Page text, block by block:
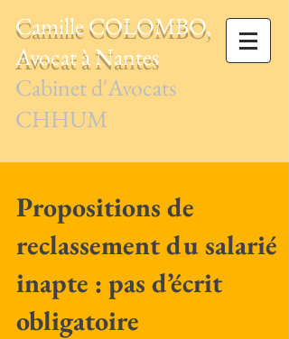
Camille COLOMBO,
Avocat à Nantes
Cabinet d'Avocats
CHHUM
Propositions de
reclassement du salarié
inapte : pas d’écrit
obligatoire